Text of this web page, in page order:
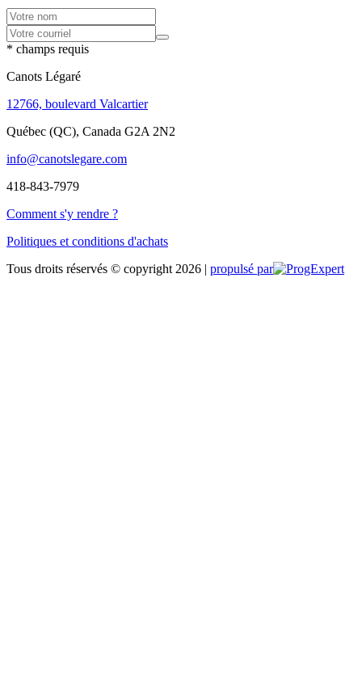
* champs requis
Canots Légaré
12766, boulevard Valcartier
Québec (QC), Canada G2A 2N2
info@canotslegare.com
418-843-7979
Comment s'y rendre ?
Politiques et conditions d'achats
Tous droits réservés © copyright 2026 | propulsé par